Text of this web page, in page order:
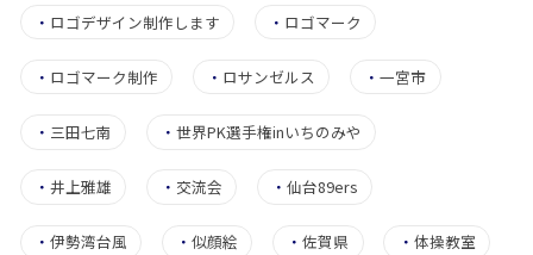
・ ロゴデザイン制作します ・ ロゴマーク
・ ロゴマーク制作 ・ ロサンゼルス ・一宮市
・ 三田七南 ・世界PK選手権inいちのみや
・ 井上雅雄 ・ 交流会 ・仙台89ers
・ 伊勢湾台風 ・似顔絵 ・佐賀県 ・ 体操教室